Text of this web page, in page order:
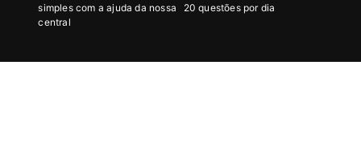
simples com a ajuda da nossa
central
20 questões por dia